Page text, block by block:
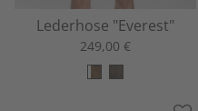
Lederhose "Everest"
249,00 €